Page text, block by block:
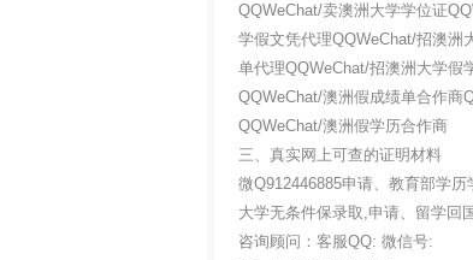
QQWeChat/卖澳洲大学学位证
学假文凭代理QQWeChat/招澳洲
单代理QQWeChat/招澳洲大学假
QQWeChat/澳洲假成绩单合作商
QQWeChat/澳洲假学历合作商
三、真实网上可查的证明材料
微Q912446885申请、教育部学历
大学无条件保录取,申请、留学回
咨询顾问：客服QQ: 微信号: